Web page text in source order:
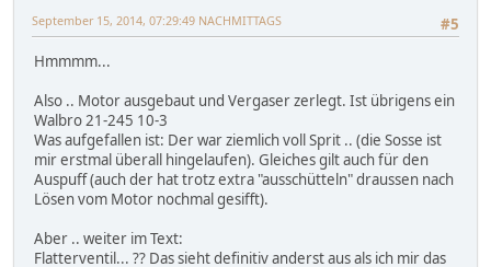
#5
September 15, 2014, 07:29:49 NACHMITTAGS
Hmmmm...
Also .. Motor ausgebaut und Vergaser zerlegt. Ist übrigens ein
Walbro 21-245 10-3
Was aufgefallen ist: Der war ziemlich voll Sprit .. (die Sosse ist
mir erstmal überall hingelaufen). Gleiches gilt auch für den
Auspuff (auch der hat trotz extra "ausschütteln" draussen nach
Lösen vom Motor nochmal gesifft).
Aber .. weiter im Text:
Flatterventil... ?? Das sieht definitiv anderst aus als ich mir das